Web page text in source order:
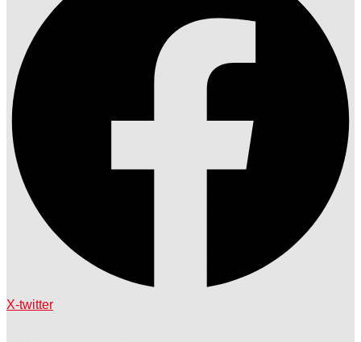
X-twitter